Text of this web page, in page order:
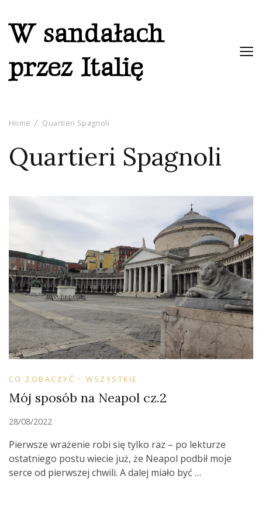
W sandałach
przez Italię
Home Quartieri Spagnoli
Quartieri Spagnoli
CO ZOBACZYĆ WSZYSTKIE
Mój sposób na Neapol cz.2
28/08/2022
Pierwsze wrażenie robi się tylko raz – po lekturze
ostatniego postu wiecie już, że Neapol podbił moje
serce od pierwszej chwili. A dalej miało być …